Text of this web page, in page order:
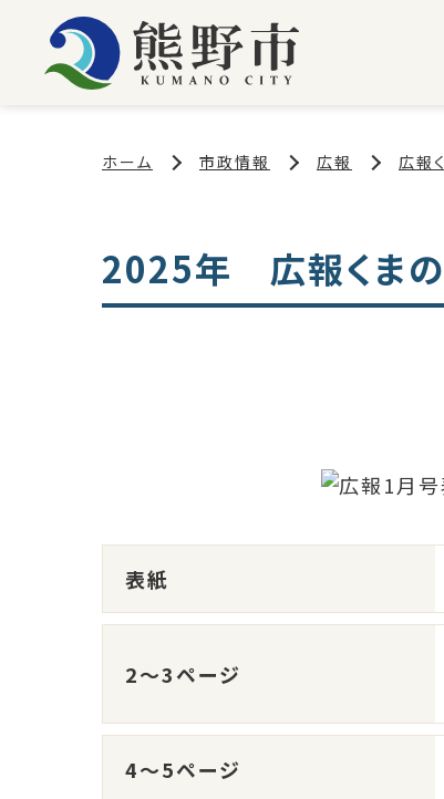
ホーム 市政情報 広報 広報
2025年 広報くま
表紙
2～3ページ
4～5ページ